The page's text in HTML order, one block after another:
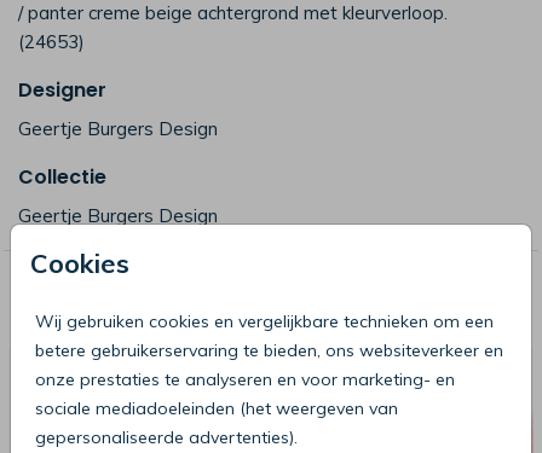
Cookies
Wij gebruiken cookies en vergelijkbare technieken om een
betere gebruikerservaring te bieden, ons websiteverkeer en
onze prestaties te analyseren en voor marketing- en
sociale mediadoeleinden (het weergeven van
gepersonaliseerde advertenties).
/ panter creme beige achtergrond met kleurverloop.
(24653)
Designer
Geertje Burgers Design
Collectie
Geertje Burgers Design
voor je